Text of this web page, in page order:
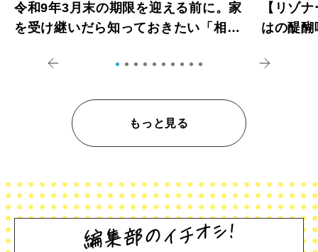
令和9年3月末の期限を迎える前に。家
を受け継いだら知っておきたい「相続
【リゾ
はの醍
もっと見る